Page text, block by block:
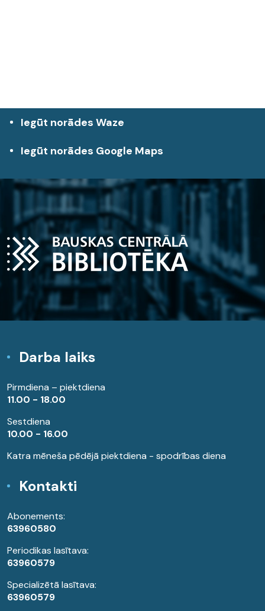
Iegūt norādes Waze
Iegūt norādes Google Maps
Darba laiks
Pirmdiena – piektdiena
11.00 - 18.00
Sestdiena
10.00 - 16.00
Katra mēneša pēdējā piektdiena - spodrības diena
Kontakti
Abonements:
63960580
Periodikas lasītava:
63960579
Specializētā lasītava:
63960579